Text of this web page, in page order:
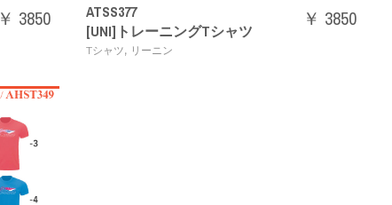
￥ 3850
ATSS377
[UNI]トレーニングTシャツ
Tシャツ, リーニン
￥ 3850